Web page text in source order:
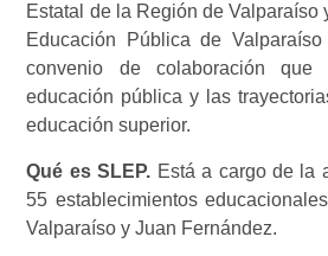
Estatal de la Región de Valparaíso
Educación Pública de
convenio de colaboración que
educación pública y las
educación superior.
Qué es SLEP. Está a cargo de la
55 establecimientos
Valparaíso y Juan Fernández.